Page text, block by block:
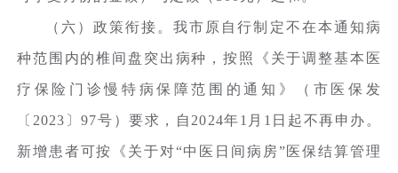
（六）政策衔接。我市原自行制定不在本通知病
种范围内的椎间盘突出病种，按照《关于调整基本医
疗保险门诊慢特病保障范围的通知》（市医保发
〔2023〕97号）要求，自2024年1月1日起不再申办。
新增患者可按《关于对“中医日间病房”医保结算管理